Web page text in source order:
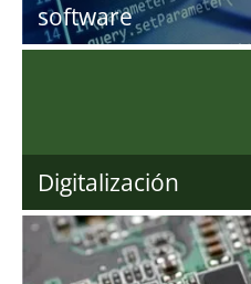
software
Digitalización